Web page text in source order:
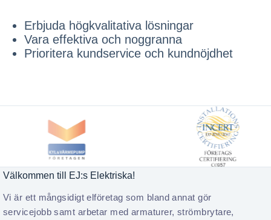
Erbjuda högkvalitativa lösningar
Vara effektiva och noggranna
Prioritera kundservice och kundnöjdhet
Välkommen till EJ:s Elektriska!
Vi är ett mångsidigt elföretag som bland annat gör
servicejobb samt arbetar med armaturer, strömbrytare,